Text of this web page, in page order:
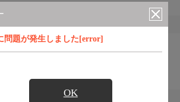
問題が発生しました[error]
OK
すめ番組